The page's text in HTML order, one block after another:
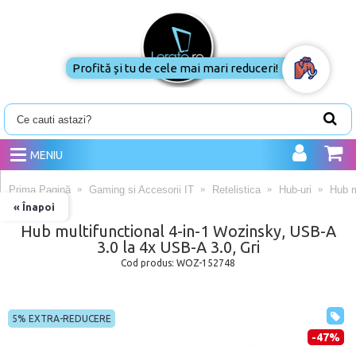
MENIU
« Înapoi
Prima Pagină Gaming si Accesorii IT Retelistica Hub-uri Hub
Hub multifunctional 4-in-1 Wozinsky, USB-A
3.0 la 4x USB-A 3.0, Gri
Cod produs: WOZ-152748
-47%
5% EXTRA-REDUCERE
Profită și tu de cele mai mari reduceri!